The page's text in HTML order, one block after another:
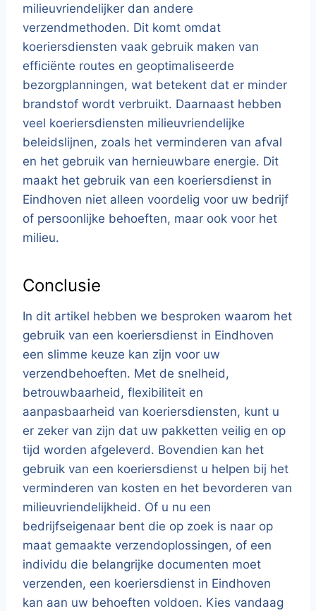
milieuvriendelijker dan andere
verzendmethoden. Dit komt omdat
koeriersdiensten vaak gebruik maken van
efficiënte routes en geoptimaliseerde
bezorgplanningen, wat betekent dat er minder
brandstof wordt verbruikt. Daarnaast hebben
veel koeriersdiensten milieuvriendelijke
beleidslijnen, zoals het verminderen van afval
en het gebruik van hernieuwbare energie. Dit
maakt het gebruik van een koeriersdienst in
Eindhoven niet alleen voordelig voor uw bedrijf
of persoonlijke behoeften, maar ook voor het
milieu.
Conclusie
In dit artikel hebben we besproken waarom het
gebruik van een koeriersdienst in Eindhoven
een slimme keuze kan zijn voor uw
verzendbehoeften. Met de snelheid,
betrouwbaarheid, flexibiliteit en
aanpasbaarheid van koeriersdiensten, kunt u
er zeker van zijn dat uw pakketten veilig en op
tijd worden afgeleverd. Bovendien kan het
gebruik van een koeriersdienst u helpen bij het
verminderen van kosten en het bevorderen van
milieuvriendelijkheid. Of u nu een
bedrijfseigenaar bent die op zoek is naar op
maat gemaakte verzendoplossingen, of een
individu die belangrijke documenten moet
verzenden, een koeriersdienst in Eindhoven
kan aan uw behoeften voldoen. Kies vandaag